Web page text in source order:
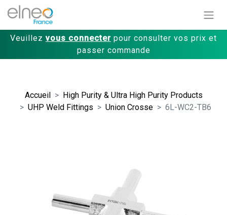
Veuillez vous connecter pour consulter vos prix et
passer commande
Accueil
High Purity & Ultra High Purity Products
UHP Weld Fittings
Union Crosse 6L-WC2-TB6